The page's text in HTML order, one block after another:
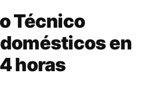
Técnico
en
horas